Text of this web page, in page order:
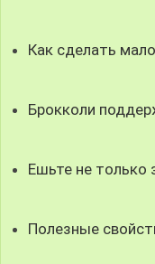
Как сделать
Брокколи
Ешьте не только
Полезные